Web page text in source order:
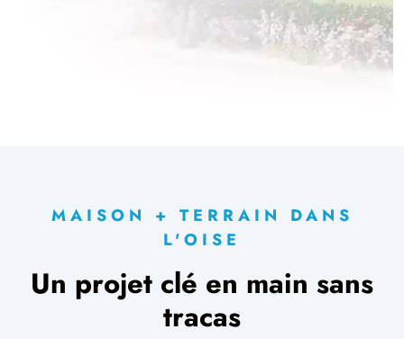
MAISON + TERRAIN DANS
L'OISE
Un projet clé en main sans
tracas